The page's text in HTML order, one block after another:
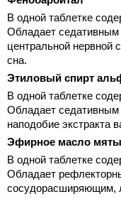
В одной таблетке
Обладает седативным
центральной нервной
сна.
Этиловый спирт
В одной таблетке
Обладает седативным
наподобие экстракта
Эфирное масло
В одной таблетке
Обладает
сосудорасширяющим,